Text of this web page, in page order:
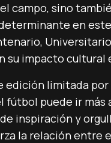
campo, sino
en
su impacto cultural
edición limitada
fútbol puede ir más
inspiración y
la relación entre